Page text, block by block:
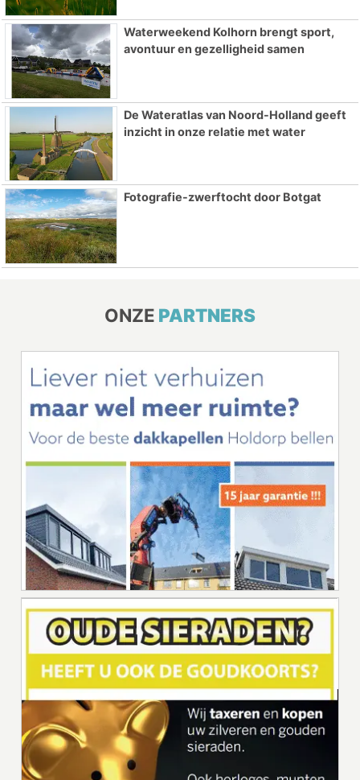
Waterweekend Kolhorn brengt sport,
avontuur en gezelligheid samen
De Wateratlas van Noord-Holland geeft
inzicht in onze relatie met water
Fotografie-zwerftocht door Botgat
ONZE PARTNERS